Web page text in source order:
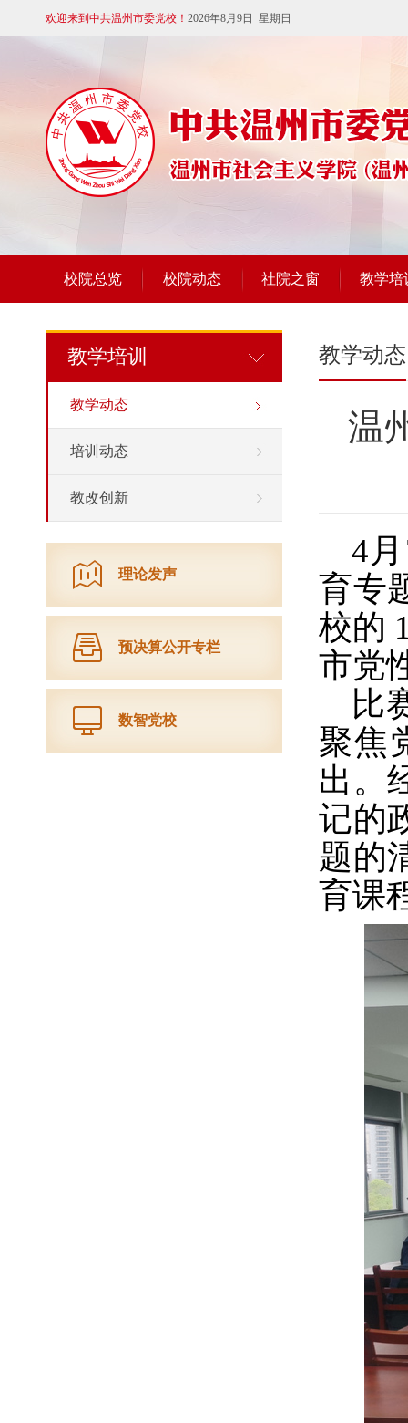
欢迎来到中共温州市委党校！ 2026年8月9日 星期日
校院总览 校院动态 社院之窗 教学培
教学培训
教学动态
培训动态
教改创新
理论发声
预决算公开专栏
数智党校
教学动态
温
4
育专
校的
市党
比
聚焦
出。
记的
题的
育课